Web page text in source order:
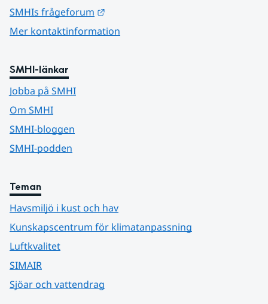
SMHIs frågeforum
Mer kontaktinformation
SMHI-länkar
Jobba på SMHI
Om SMHI
SMHI-bloggen
SMHI-podden
Teman
Havsmiljö i kust och hav
Kunskapscentrum för klimatanpassning
Luftkvalitet
SIMAIR
Sjöar och vattendrag